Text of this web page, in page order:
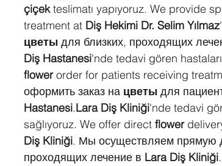
çiçek teslimatı yapıyoruz. We provide
treatment at Diş Hekimi Dr. Selim Yılmaz
цветы для близких, проходящих
Diş Hastanesi'nde tedavi gören
flower order for patients receiving
оформить заказ на цветы для
Hastanesi.Lara Diş Kliniği'nde tedavi
sağlıyoruz. We offer direct flower
Diş Kliniği. Мы осуществляем прямую
проходящих лечение в Lara Diş Kliniği.